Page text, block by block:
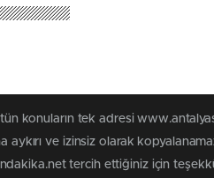
konuların tek adresi
ve izinsiz olarak
tercih ettiğiniz için